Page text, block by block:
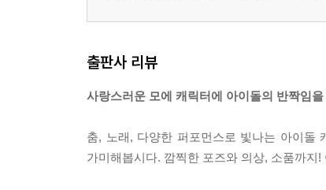
정면에서 다리 그리는 방법
다리의 세부까지 매력적으로 그리자
출판사 리뷰
사랑스러운 모에 캐릭터에 아이돌의 반짝임
춤, 노래, 다양한 퍼포먼스로 빛나는 아이돌
가미해봅시다. 깜찍한 포즈와 의상, 소품까지